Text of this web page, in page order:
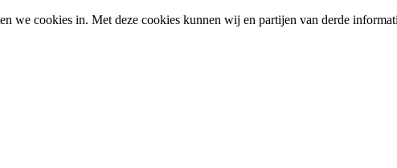
we cookies in. Met deze cookies kunnen wij en partijen van derde